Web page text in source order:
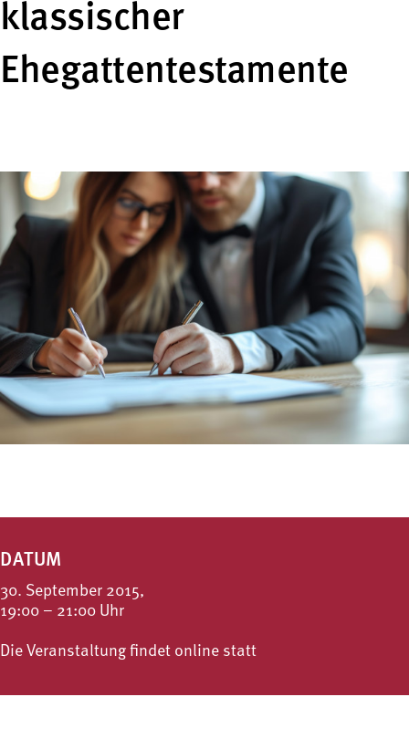
klassischer
Ehegattentestamente
DATUM
30. September 2015,
19:00 – 21:00 Uhr
Die Veranstaltung findet online statt